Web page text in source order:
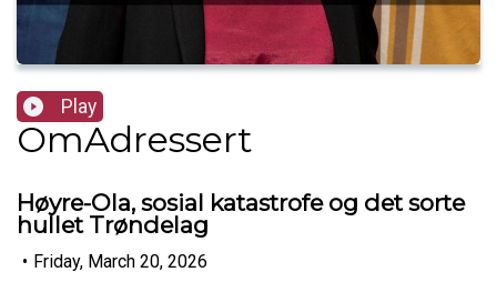
Play
OmAdressert
Høyre-Ola, sosial katastrofe og det sorte
hullet Trøndelag
• Friday, March 20, 2026